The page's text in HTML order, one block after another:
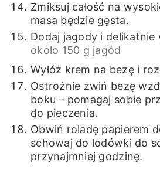
Zmiksuj całość na
masa będzie gęsta.
Dodaj jagody i delikatnie
około 150 g jagód
Wyłóż krem na bezę i
Ostrożnie zwiń bezę
boku – pomagaj sobie
do pieczenia.
Obwiń roladę papierem
schowaj do lodówki do
przynajmniej godzinę.